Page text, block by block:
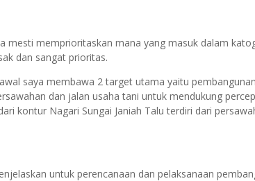
mesti memprioritaskan mana yang masuk dalam
dan sangat prioritas.
saya membawa 2 target utama yaitu
dan jalan usaha tani untuk mendukung
kontur Nagari Sungai Janiah Talu terdiri dari
untuk perencanaan dan pelaksanaan